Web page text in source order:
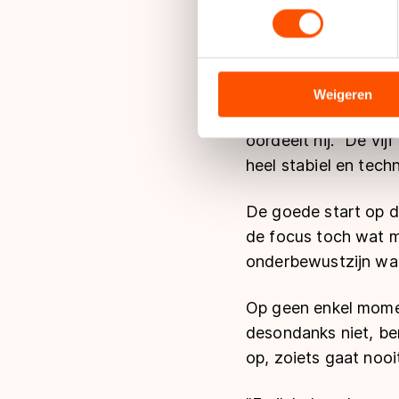
toestemming op elk
analyseren. We delen
analyse. Zij kunnen deze
hun services. Sommige
adequaat
Meer informatie vindt u in
Weigeren
met het volgende
Afstanden."
Toch neemt
toernooi. Dat was
oordeelt hij. "De vijf
heel stabiel en
De goede start op
de focus toch wat
onderbewustzijn
Op geen enkel
desondanks niet,
op, zoiets gaat